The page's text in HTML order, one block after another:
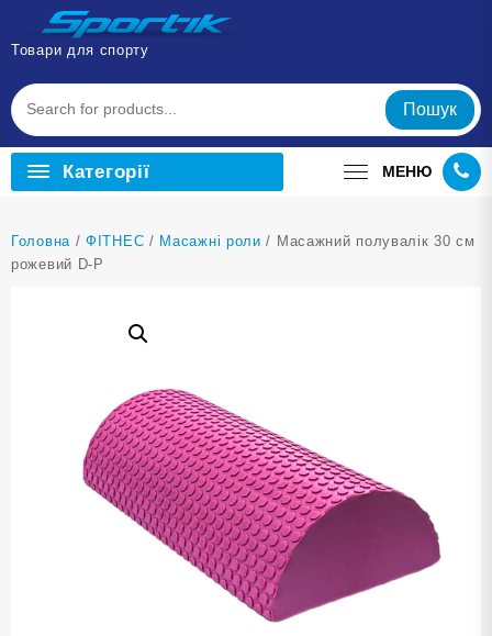
Перейти
вмісту
Товари для спорту
Пошук
Категорії МЕНЮ
Головна /ФІТНЕС / Масажні роли / Масажний полувалік 30 см
рожевий D-Р